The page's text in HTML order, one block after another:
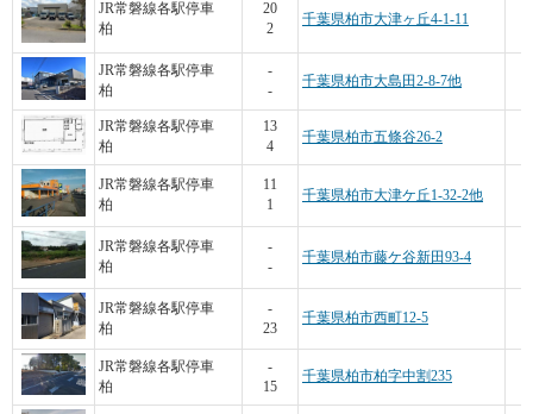
JR常磐線各駅停車
柏
20
2
千葉県柏市大津ヶ丘4-1-11
JR常磐線各駅停車
柏
-
-
千葉県柏市大島田2-8-7他
JR常磐線各駅停車
柏
13
4
千葉県柏市五條谷26-2
JR常磐線各駅停車
柏
11
1
千葉県柏市大津ケ丘1-32-2他
JR常磐線各駅停車
柏
-
-
千葉県柏市藤ケ谷新田93-4
JR常磐線各駅停車
柏
-
23
千葉県柏市西町12-5
JR常磐線各駅停車
柏
-
15
千葉県柏市柏字中割235